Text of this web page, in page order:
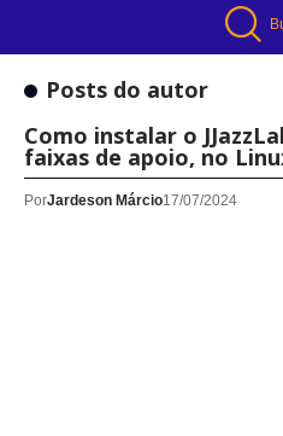
Posts do autor
Como instalar o
faixas de apoio, no
PorJardeson Márcio17/07/2024